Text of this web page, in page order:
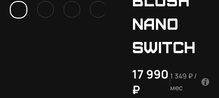
Nano
Switch
17 990
₽
1 349 ₽ /
мес